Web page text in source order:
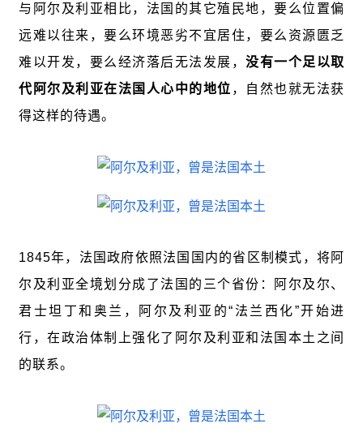
与阿尔及利亚相比，法国的其它殖民地，要么位置偏
远难以往来，要么环境恶劣不宜居住，要么资源匮乏
难以开发，要么经济落后无法发展， 没有一个足以取
代阿尔及利亚在法国人心中的地位 ，自然也就无法获
得这样的待遇。
1845年，法国政府依照法国国内的省区制模式，将阿
尔及利亚全境划分成了法国的三个省份：阿尔及尔、
君士坦丁和奥兰，阿尔及利亚的“法兰西化”开始进
行，在政治体制上强化了阿尔及利亚和法国本土之间
的联系。